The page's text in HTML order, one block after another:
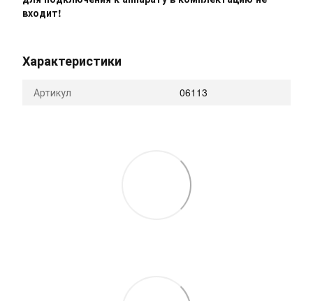
входит!
Характеристики
Артикул 06113